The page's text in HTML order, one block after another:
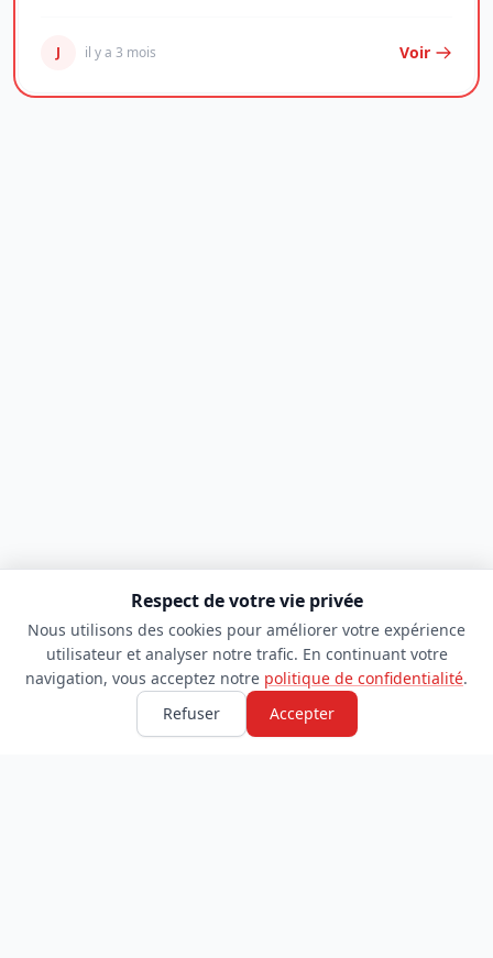
J il y a 3 mois Voir
Respect de votre vie privée
Nous utilisons des cookies pour améliorer votre expérience
utilisateur et analyser notre trafic. En continuant votre
navigation, vous acceptez notre politique de confidentialité.
Refuser
Accepter